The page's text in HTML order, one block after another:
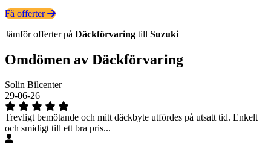
Få offerter
Jämför offerter på Däckförvaring till Suzuki
Omdömen av Däckförvaring
Solin Bilcenter
29-06-26
Trevligt bemötande och mitt däckbyte utfördes på utsatt tid. Enkelt
och smidigt till ett bra pris...